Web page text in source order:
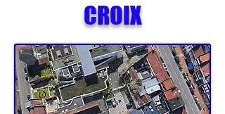
CROIX